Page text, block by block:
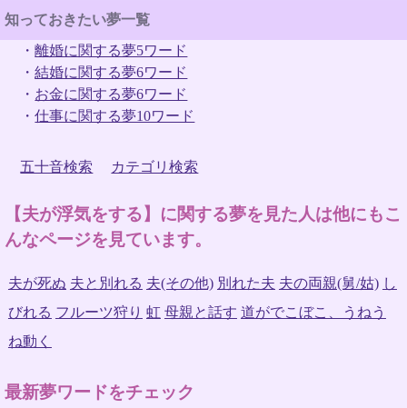
知っておきたい夢一覧
・離婚に関する夢5ワード
・結婚に関する夢6ワード
・ お金に関する夢6ワード
・仕事に関する夢10ワード
五十音検索 カテゴリ検索
【夫が浮気をする】に関する夢を見た人は他にもこ
んなページを見ています。
夫が死ぬ 夫と別れる 夫(その他) 別れた夫 夫の両親(舅/姑) し
びれる フルーツ狩り 虹 母親と話す 道がでこぼこ、うねう
ね動く
最新夢ワードをチェック